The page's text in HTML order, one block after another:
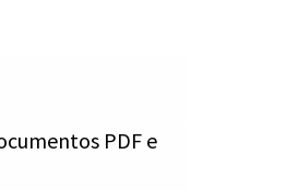
PDF e